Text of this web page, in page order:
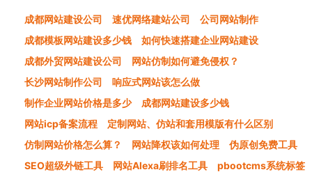
成都网站建设公司 速优网络建站公司
公司网站制作
成都模板网站建设多少钱
如何快速搭建企业网站建设
成都外贸网站建设公司
网站仿制如何避免侵权？
长沙网站制作公司
响应式网站该怎么做
制作企业网站价格是多少
成都网站建设多少钱
网站icp备案流程
定制网站、仿站和套用模版有什么区别
仿制网站价格怎么算？
网站降权该如何处理
伪原创免费工具
SEO超级外链工具
网站Alexa刷排名工具
pbootcms系统标签